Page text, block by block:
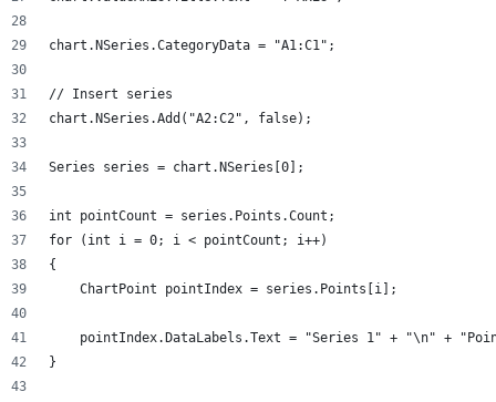
chart.NSeries.CategoryData = "A1:C1";
// Insert series
chart.NSeries.Add("A2:C2", false);
Series series = chart.NSeries[0];
int pointCount = series.Points.Count;
for (int i = 0; i < pointCount; i++)
{
    ChartPoint pointIndex = series.Points[i];
pointIndex.DataLabels.Text = "Series 1" + "\n" +
}